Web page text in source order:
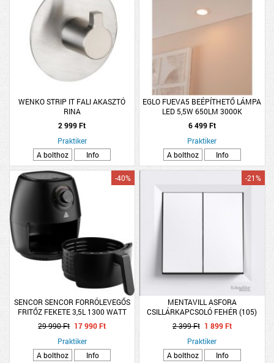
WENKO STRIP IT FALI AKASZTÓ
RINA
2 999 Ft
Praktiker
A bolthoz
Info
EGLO FUEVA5 BEÉPÍTHETŐ LÁMPA
LED 5,5W 650LM 3000K
ÁTMÉRŐ:11,7CM FEHÉR
6 499 Ft
Praktiker
A bolthoz
Info
SENCOR SENCOR FORRÓLEVEGŐS
FRITŐZ FEKETE 3,5L 1300 WATT
-40%
29 990 Ft 17 990 Ft
Praktiker
A bolthoz
Info
MENTAVILL ASFORA
CSILLÁRKAPCSOLÓ FEHÉR (105)
KOMPLETT PEPH0300121
-21%
2 399 Ft 1 899 Ft
Praktiker
A bolthoz
Info